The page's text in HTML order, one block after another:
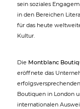
sein soziales
in den Bereichen
für das heute
Kultur.
Die Montblanc
eröffnete das
Boutiquen in London
internationalen